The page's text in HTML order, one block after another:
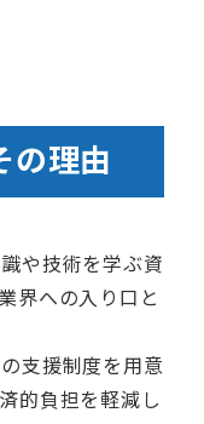
の理由
や技術を学ぶ資
界への入り口と
支援制度を用意
的負担を軽減し